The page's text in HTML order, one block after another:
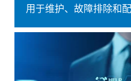
用于维护、故障排除和